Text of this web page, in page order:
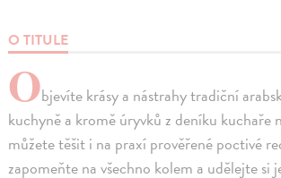
O TITULE
Objevíte krásy a nástrahy tradiční
kuchyně a kromě úryvků z deníku kuchaře
můžete těšit i na praxí prověřené poctivé
zapomeňte na všechno kolem a udělejte si